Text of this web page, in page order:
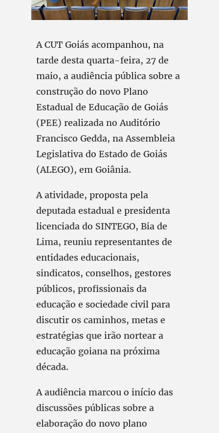
A CUT Goiás acompanhou, na
tarde desta quarta-feira, 27 de
maio, a audiência pública sobre a
construção do novo Plano
Estadual de Educação de Goiás
(PEE) realizada no Auditório
Francisco Gedda, na Assembleia
Legislativa do Estado de Goiás
(ALEGO), em Goiânia.
A atividade, proposta pela
deputada estadual e presidenta
licenciada do SINTEGO, Bia de
Lima, reuniu representantes de
entidades educacionais,
sindicatos, conselhos, gestores
públicos, profissionais da
educação e sociedade civil para
discutir os caminhos, metas e
estratégias que irão nortear a
educação goiana na próxima
década.
A audiência marcou o início das
discussões públicas sobre a
elaboração do novo plano